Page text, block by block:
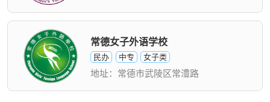
常德女子外语学校
民办 中专 女子类
地址：常德市武陵区常澧路